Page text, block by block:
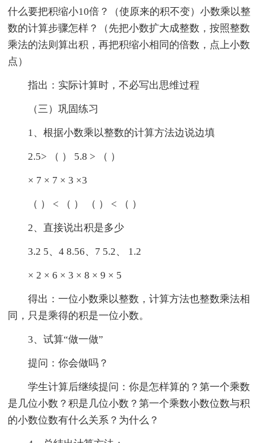
什么要把积缩小10倍？（使原来的积不变）小数乘以整
数的计算步骤怎样？（先把小数扩大成整数，按照整数
乘法的法则算出积，再把积缩小相同的倍数，点上小数
点）
指出：实际计算时，不必写出思维过程
（三）巩固练习
1、根据小数乘以整数的计算方法边说边填
2.5> （ ） 5.8 > （ ）
× 7 × 7 × 3 ×3
（ ） < （ ） （ ） < （ ）
2、直接说出积是多少
3.2 5、4 8.56、7 5.2、 1.2
× 2 × 6 × 3 × 8 × 9 × 5
得出：一位小数乘以整数，计算方法也整数乘法相
同，只是乘得的积是一位小数。
3、试算“做一做”
提问：你会做吗？
学生计算后继续提问：你是怎样算的？第一个乘数
是几位小数？积是几位小数？第一个乘数小数位数与积
的小数位数有什么关系？为什么？